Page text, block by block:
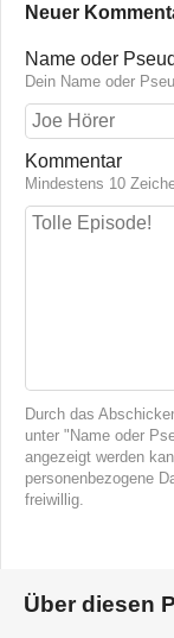
Neuer
Name oder
Dein Name oder
Kommentar
Mindestens 10
Durch das
unter "Name oder
angezeigt werden
personenbezogene
freiwillig.
Über diesen